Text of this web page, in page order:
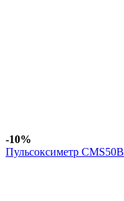
-10%
Пульсоксиметр CMS50B